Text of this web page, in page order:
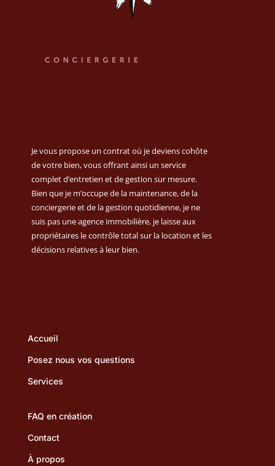
Je vous propose un contrat où je deviens cohôte
de votre bien, vous offrant ainsi un service
complet d’entretien et de gestion sur mesure.
Bien que je m’occupe de la maintenance, de la
conciergerie et de la gestion quotidienne, je ne
suis pas une agence immobilière, je laisse aux
propriétaires le contrôle total sur la location et les
décisions relatives à leur bien.
Accueil
Posez nous vos questions
Services
FAQ en création
Contact
À propos